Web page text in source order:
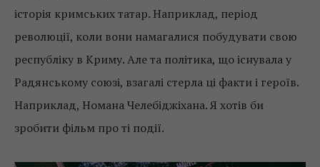
історія кримських татар. Наприклад, період
революції, коли вони намагалися побудувати свою
республіку в Криму. Але та політика, що існувала у
Радянському союзі, взагалі стерла ці факти і героїв.
Наприклад, Номана Челебіджіхана. Я хотів би
зробити фільм про ті події.